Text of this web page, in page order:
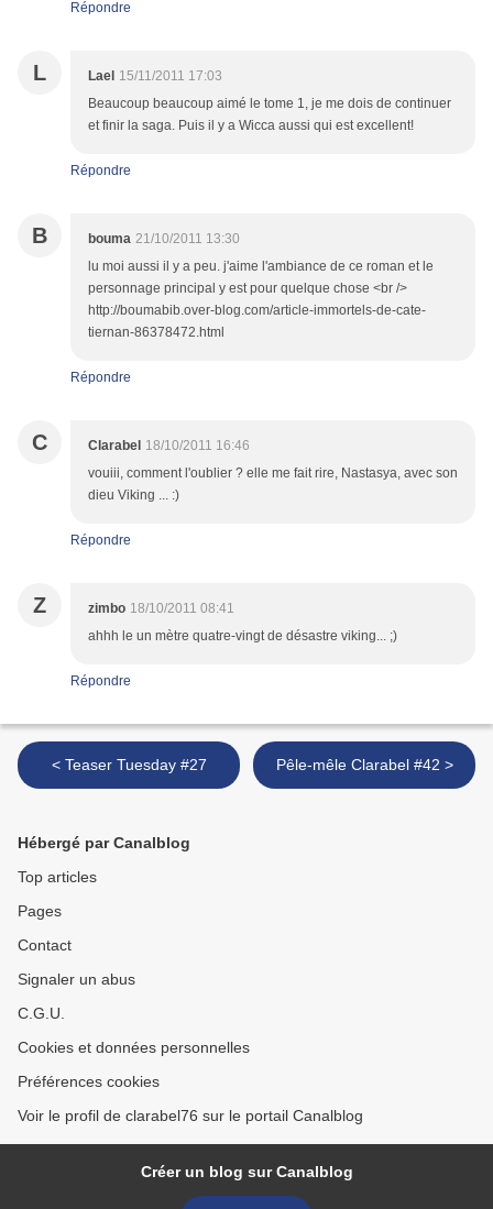
Répondre
L Lael 15/11/2011 17:03
Beaucoup beaucoup aimé le tome 1, je me dois de continuer
et finir la saga. Puis il y a Wicca aussi qui est excellent!
Répondre
B bouma 21/10/2011 13:30
lu moi aussi il y a peu. j'aime l'ambiance de ce roman et le
personnage principal y est pour quelque chose <br />
http://boumabib.over-blog.com/article-immortels-de-cate-
tiernan-86378472.html
Répondre
C Clarabel 18/10/2011 16:46
vouiii, comment l'oublier ? elle me fait rire, Nastasya, avec son
dieu Viking ... :)
Répondre
Z zimbo 18/10/2011 08:41
ahhh le un mètre quatre-vingt de désastre viking... ;)
Répondre
< Teaser Tuesday #27 Pêle-mêle Clarabel #42 >
Hébergé par Canalblog
Top articles
Pages
Contact
Signaler un abus
C.G.U.
Cookies et données personnelles
Préférences cookies
Voir le profil de clarabel76 sur le portail Canalblog
Créer un blog sur Canalblog